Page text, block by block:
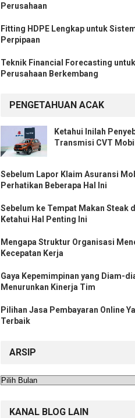
Perusahaan
Fitting HDPE Lengkap untuk
Perpipaan
Teknik Financial Forecasting untuk
Perusahaan Berkembang
PENGETAHUAN ACAK
Ketahui Inilah
Transmisi CVT
Sebelum Lapor Klaim Asuransi
Perhatikan Beberapa Hal Ini
Sebelum ke Tempat Makan Steak
Ketahui Hal Penting Ini
Mengapa Struktur Organisasi
Kecepatan Kerja
Gaya Kepemimpinan yang Diam-
Menurunkan Kinerja Tim
Pilihan Jasa Pembayaran Online
Terbaik
ARSIP
Arsip
KANAL BLOG LAIN